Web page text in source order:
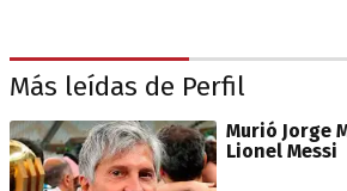
Más leídas de Perfil
Murió Jorge
Lionel Messi